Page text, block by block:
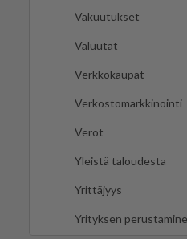
Vakuutukset
Valuutat
Verkkokaupat
Verkostomarkkinointi
Verot
Yleistä taloudesta
Yrittäjyys
Yrityksen